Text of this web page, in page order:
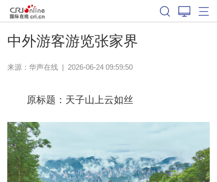
中外游客游览张家界
来源： 华声在线| 2026-06-24 09:59:50
原标题：天子山上云如丝